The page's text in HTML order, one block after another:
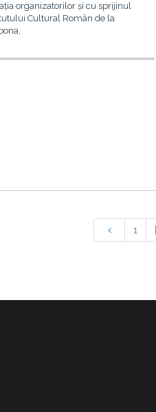
organizatorilor și cu sprijinul
Cultural Român de la
1